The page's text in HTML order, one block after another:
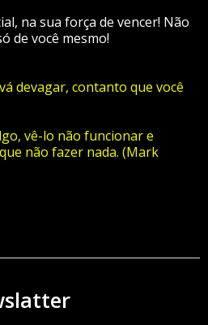
na sua força de vencer! Não
de você mesmo!
devagar, contanto que você
vê-lo não funcionar e
não fazer nada. (Mark